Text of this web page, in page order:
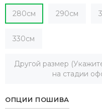
280см 290см
330см
Другой размер
на стадии
ОПЦИИ ПОШИВА